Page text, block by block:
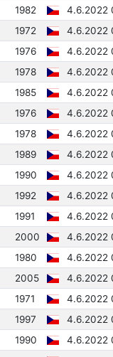
1982
4.6.2022
1972
4.6.2022
1976
4.6.2022
1978
4.6.2022
1985
4.6.2022
1976
4.6.2022
1978
4.6.2022
1989
4.6.2022
1990
4.6.2022
1992
4.6.2022
1991
4.6.2022
2000
4.6.2022
1980
4.6.2022
2005
4.6.2022
1971
4.6.2022
1997
4.6.2022
1990
4.6.2022